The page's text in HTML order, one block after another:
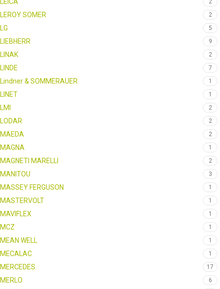
2
LEROY SOMER 2
LG 5
LIEBHERR 9
LINAK 2
LINDE 7
Lindner & SOMMERAUER 1
LINET 1
LMI 2
LODAR 2
MAEDA 2
MAGNA 1
MAGNETI MARELLI 2
MANITOU 3
MASSEY FERGUSON 1
MASTERVOLT 1
MAVIFLEX 1
MCZ 1
MEAN WELL 1
MECALAC 1
MERCEDES 17
MERLO 6